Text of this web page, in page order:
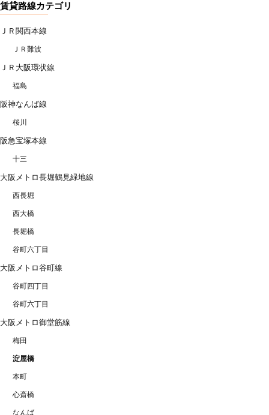
賃貸路線カテゴリ
ＪＲ関西本線
ＪＲ難波
ＪＲ大阪環状線
福島
阪神なんば線
桜川
阪急宝塚本線
十三
大阪メトロ長堀鶴見緑地線
西長堀
西大橋
長堀橋
谷町六丁目
大阪メトロ谷町線
谷町四丁目
谷町六丁目
大阪メトロ御堂筋線
梅田
淀屋橋
本町
心斎橋
なんば